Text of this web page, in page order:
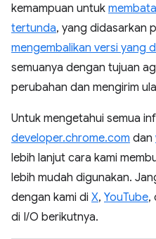
kemampuan untuk
tertunda, yang didasarkan
mengembalikan versi yang
semuanya dengan tujuan
perubahan dan mengirim
Untuk mengetahui semua
developer.chrome.com dan
lebih lanjut cara kami
lebih mudah digunakan.
dengan kami di X, YouTube,
di I/O berikutnya.